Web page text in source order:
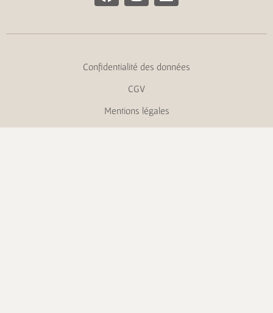
Confidentialité des données
CGV
Mentions légales